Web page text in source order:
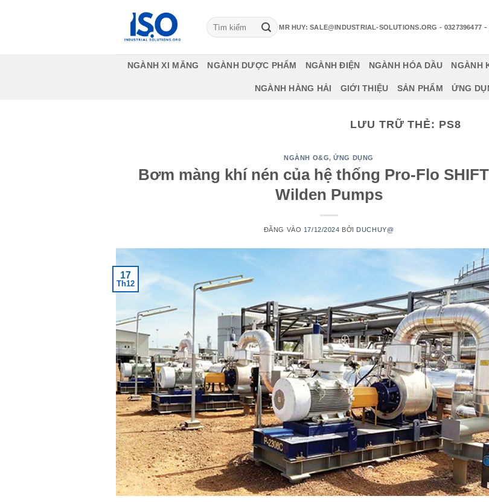
Tìm
kiếm:
MR HUY: SALE@INDUSTRIAL-SOLUTIONS.ORG - 0327396477
NGÀNH XI MĂNG NGÀNH DƯỢC PHẨM NGÀNH ĐIỆN NGÀNH HÓA DẦU NGÀNH
NGÀNH HÀNG HẢI GIỚI THIỆU SẢN PHẨM ỨNG
LƯU TRỮ THẺ: PS8
NGÀNH O&G,ỨNG DỤNG
Bơm màng khí nén của hệ thống Pro-Flo
Wilden Pumps
ĐĂNG VÀO 17/12/2024 BỞI DUCHUY@
17
Th12